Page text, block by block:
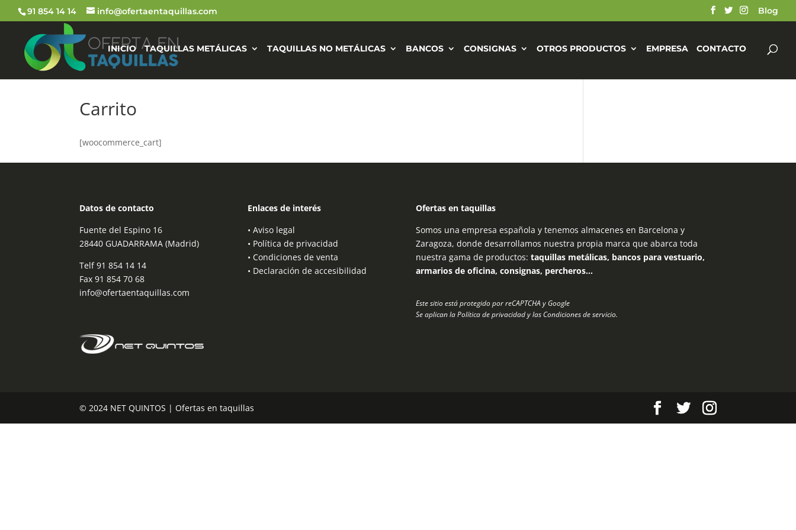
91 854 14 14 info@ofertaentaquillas.com Blog
INICIO TAQUILLAS METÁLICAS TAQUILLAS NO METÁLICAS BANCOS CONSIGNAS OTROS PRODUCTOS EMPRESA CONTACTO
Carrito
[woocommerce_cart]
Datos de contacto
Fuente del Espino 16
28440 GUADARRAMA (Madrid)
Telf91 854 14 14
Fax 91 854 70 68
info@ofertaentaquillas.com
Enlaces de interés
• Aviso legal
• Política de privacidad
• Condiciones de venta
• Declaración de accesibilidad
Ofertas en taquillas
Somos una empresa española y tenemos almacenes en Barcelona y
Zaragoza, donde desarrollamos nuestra propia marca que abarca toda
nuestra gama de productos: taquillas metálicas, bancos para vestuario,
armarios de oficina, consignas, percheros…
Este sitio está protegido por reCAPTCHA y Google
Se aplican laPolítica de privacidady las Condiciones de servicio.
© 2024 NET QUINTOS | Ofertas en taquillas